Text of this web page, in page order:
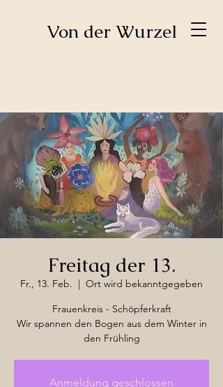
​Von der Wurzel
Freitag der 13.
Fr., 13. Feb.
  |
Ort wird bekanntgegeben
Frauenkreis - Schöpferkraft
Wir spannen den Bogen aus dem Winter in
den Frühling
Anmeldung geschlossen